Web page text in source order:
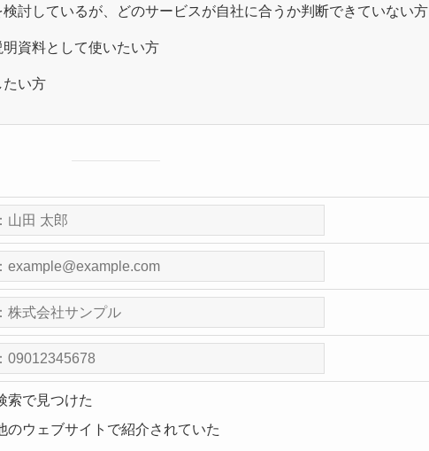
討しているが、どのサービスが自社に合うか判断できていない方
明資料として使いたい方
たい方
索で見つけた
のウェブサイトで紹介されていた